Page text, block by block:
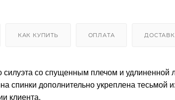
КАК КУПИТЬ ОПЛАТА
силуэта со спущенным плечом и удлиненной
спинки дополнительно укреплена тесьмой
клиента.